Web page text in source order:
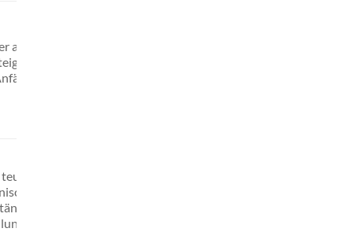
als
kann
komplexer
erfordert
und
oft mit